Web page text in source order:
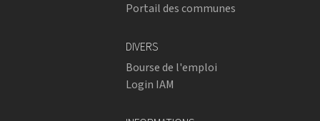
Portail des communes
DIVERS
Bourse de l'emploi
Login IAM